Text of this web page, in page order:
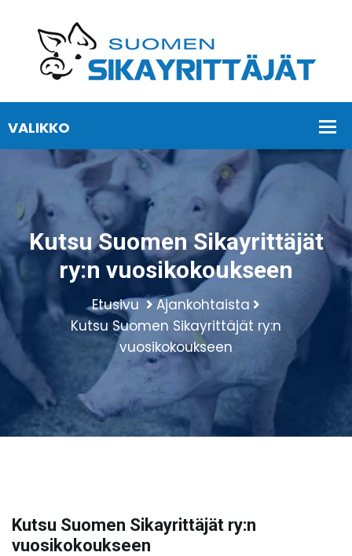
Kutsu Suomen Sikayrittäjät
ry:n vuosikokoukseen
Etusivu
Ajankohtaista
Kutsu Suomen Sikayrittäjät ry:n
vuosikokoukseen
Kutsu Suomen Sikayrittäjät ry:n
vuosikokoukseen